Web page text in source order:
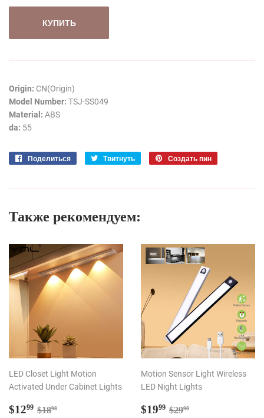
КУПИТЬ
Origin: CN(Origin)
Model Number: TSJ-SS049
Material: ABS
da: 55
Поделиться
ПоделитьсяТвитнуть
ОпубликоватьСоздать пин
Также рекомендуем:
LED Closet Light Motion
Activated Under Cabinet Lights
Цена
$1299 $12.99
Обычная цена
$1898
Motion Sensor Light Wireless
LED Night Lights
Цена
$1999 $19.99
Обычная цена
$2990